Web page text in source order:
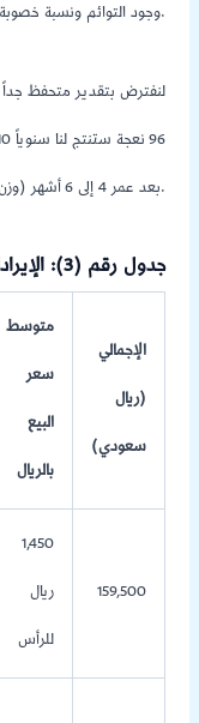
وجود التوائم ونسبة خصوبة عالية).
بعد عمر 4 إلى 6 أشهر (وزن تسمين ممتاز).
جدول رقم (3): الإيرادات السنوية المقدرة من المبيعات
متوسط
سعر
البيع
بالريال
الإجمالي
(ريال
سعودي)
1,450
ريال
للرأس
159,500